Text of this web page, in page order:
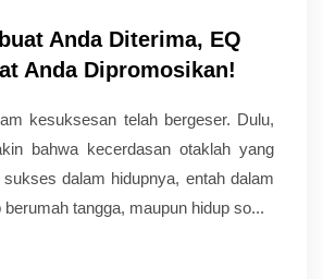
Anda Diterima, EQ
Anda Dipromosikan!
kesuksesan telah bergeser. Dulu,
bahwa kecerdasan otaklah yang
dalam hidupnya, entah dalam
berumah tangga, maupun hidup so...